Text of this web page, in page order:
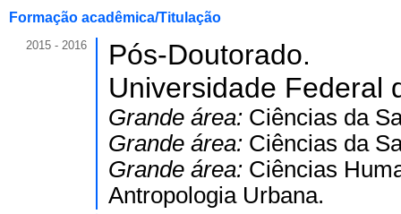
Formação acadêmica/Titulação
2015 - 2016
Pós-Doutorado.
Universidade Federal
Grande área: Ciências da
Grande área: Ciências da
Grande área: Ciências
Antropologia Urbana.